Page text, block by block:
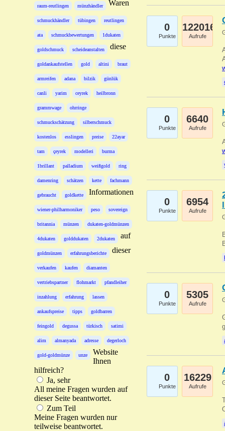
raum-reutlingen münzhändler
schmuckhändler tübingen reutlingen
ata schmuckbewertungen 1dukaten
goldschmuck scheideanstalten
goldankaufstellen gold altini braut
armreifen adana bilzik günlük
canli yarim ceyrek heilbronn
grammwage ohrringe
schmuckschätzung silberschmuck
kostenlos esslingen preise 22ayar
tam çeyrek modelleri burma
1brillant palladium weißgold ring
damenring schätzen kette fachmann
gebraucht goldkette
wiener-philharmoniker peso sovereign
britannia münzen dukaten-goldmünzen
4dukaten golddukaten 2dukaten
goldmünzen erfahrungsberichte
verkaufen kaufen diamanten
vertriebspartner flohmarkt pfandleiher
inzahlung erfahrung lassen
ankaufspreise tipps goldbarren
feingold degussa türkisch satimi
alim almanyada adresse degerloch
gold-goldmünze unze
Waren
diese
Informationen
auf
dieser
Website
Ihnen
hilfreich?
Ja, sehr
All meine Fragen wurden auf
dieser Seite beantwortet.
Zum Teil
Meine Fragen wurden nur
teilweise beantwortet.
0
Punkte
122016
Aufrufe
0
Punkte
6640
Aufrufe
0
Punkte
6954
Aufrufe
0
Punkte
5305
Aufrufe
0
Punkte
16229
Aufrufe